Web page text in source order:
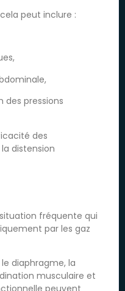
peut inclure :
des pressions
des
distension
fréquente qui
par les gaz
diaphragme, la
musculaire et